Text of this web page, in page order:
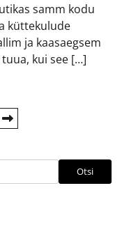
samm kodu
küttekulude
ja kaasaegsem
kui see […]
Otsi